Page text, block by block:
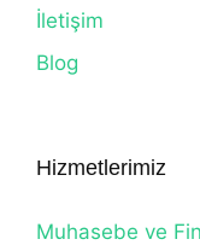
İletişim
Blog
Hizmetlerimiz
Muhasebe ve